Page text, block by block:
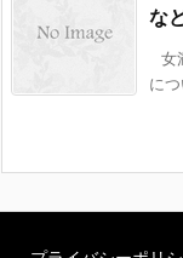
な
女
に